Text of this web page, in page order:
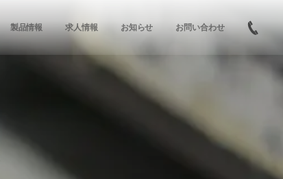
製品情報 求人情報 お知らせ お問い合わせ